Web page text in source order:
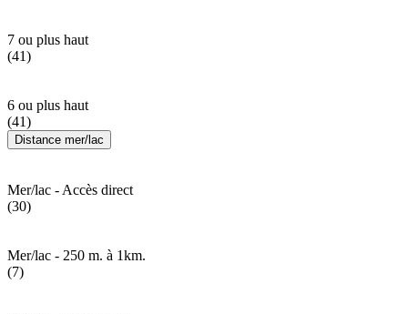
7 ou plus haut
(41)
6 ou plus haut
(41)
Distance mer/lac
Mer/lac - Accès direct
(30)
Mer/lac - 250 m. à 1km.
(7)